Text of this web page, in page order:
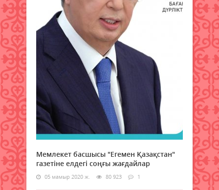
Мемлекет басшысы "Егемен Қазақстан"
газетіне елдегі соңғы жағдайлар
05 мамыр 2020 ж. 80 923 1